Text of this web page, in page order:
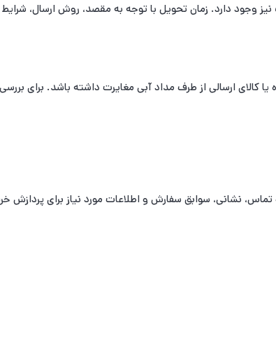
وجود دارد. زمان تحویل با توجه به مقصد، روش ارسال،
ارسالی از طرف مداد آبی مغایرت داشته باشد. برای
نشانی، سوابق سفارش و اطلاعات مورد نیاز برای پردازش